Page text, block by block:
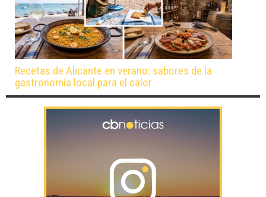
Recetas de Alicante en verano: sabores de la
gastronomía local para el calor